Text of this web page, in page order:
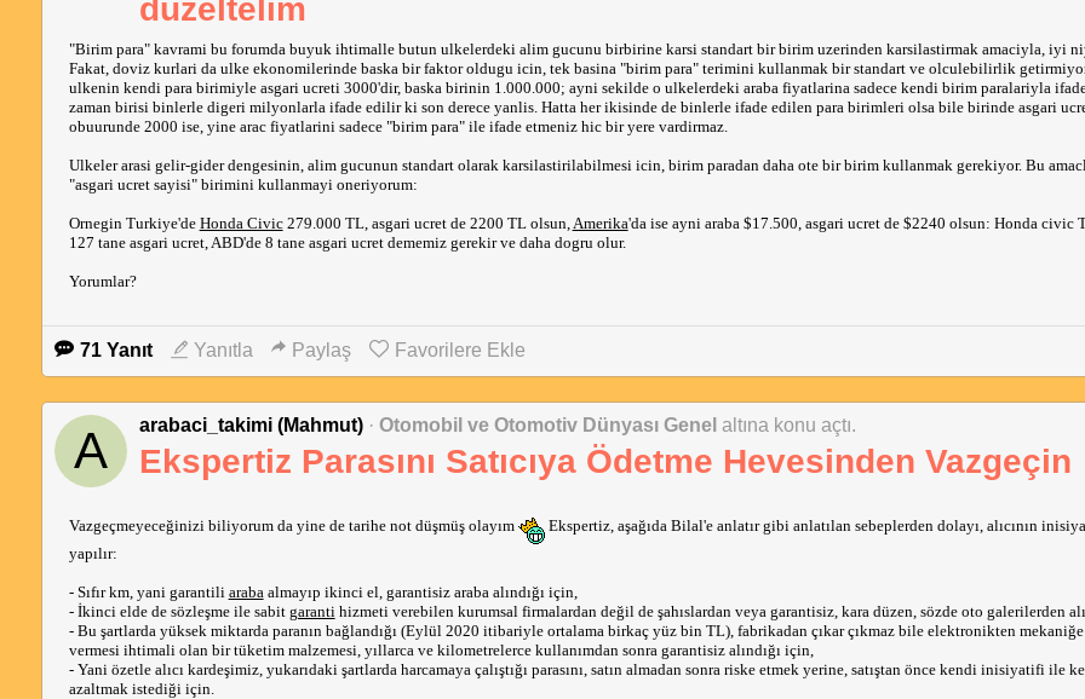
(1)ABD'nin genel servis bakim sikligi: 6 ay veya 5000 mil. Yol kosullari genelde daha tozsuz, kirsiz Turkiye'ye gore, ama bu frekans fazla bence.
(2)Aklima gelen baska bir sey yok su anda, konuya ornekler ya da yorumlar yazildikca aklima birseyler yazabilirim.
Senelik bandrol: 298 dolar odedim gecen hafta.
Lastik: 45000 milde 4 lastigi Pirelli Scorpion Verde All Season Plus II 235/65R 18" olarak yeniledim, 705 dolar para odedim. Burada da bir parantez,
gordugum orneklerde, 4 lastik yeni aldiginizda, aldiginiz bayi bile taksa lastik basina 15-20 dolar takma parasi oduyorsunuz, ben de 4x15 dolar takma icin
ABD'ye genellemekten kaciniyorum. Konudaki ornekler artarsa okuyucularin da fikir edinebilme sanslari artar.
NOT 2: ABD'de daha bayiden sifir araba alma tecrubem olmadi ama, Turkiye'deki son zamanlarda anlatilan "zorunlu aksesuar" sacmaligini yasamayi
konuda tecrubesi olanlar da paylasirsa cok guzel olur, cok da iyi olur.
NOT 3: Forum nazarina inanan bir insanim. Konuyu okuyan arakadaslarin bir masallahini rica ederim, servis huzurumun nazar degerek bozulmasini
tekerine tas degmesin, herkesin arac bakimlari huzurlu, bakim masraflari birim para cinsinden yok hukmunde olsun
duzeltelim
"Birim para" kavrami bu forumda buyuk ihtimalle butun ulkelerdeki alim gucunu birbirine karsi standart bir birim uzerinden karsilastirmak amaciyla, iyi
Fakat, doviz kurlari da ulke ekonomilerinde baska bir faktor oldugu icin, tek basina "birim para" terimini kullanmak bir standart ve olculebilirlik
ulkenin kendi para birimiyle asgari ucreti 3000'dir, baska birinin 1.000.000; ayni sekilde o ulkelerdeki araba fiyatlarina sadece kendi birim paralariyla
zaman birisi binlerle digeri milyonlarla ifade edilir ki son derece yanlis. Hatta her ikisinde de binlerle ifade edilen para birimleri olsa bile birinde asgari
obuurunde 2000 ise, yine arac fiyatlarini sadece "birim para" ile ifade etmeniz hic bir yere vardirmaz.
Ulkeler arasi gelir-gider dengesinin, alim gucunun standart olarak karsilastirilabilmesi icin, birim paradan daha ote bir birim kullanmak gerekiyor. Bu
"asgari ucret sayisi" birimini kullanmayi oneriyorum:
Ornegin Turkiye'de Honda Civic279.000 TL, asgari ucret de 2200 TL olsun,Amerika'da ise ayni araba $17.500, asgari ucret de $2240 olsun: Honda civic
127 tane asgari ucret, ABD'de 8 tane asgari ucret dememiz gerekir ve daha dogru olur.
Yorumlar?
71 Yanıt Yanıtla Paylaş Favorilere Ekle
A arabaci_takimi (Mahmut) · Otomobil ve Otomotiv Dünyası Genel altına konu açtı.
Ekspertiz Parasını Satıcıya Ödetme Hevesinden Vazgeçin
Vazgeçmeyeceğinizi biliyorum da yine de tarihe not düşmüş olayım
Ekspertiz, aşağıda Bilal'e anlatır gibi anlatılan sebeplerden dolayı, alıcının
yapılır:
- Sıfır km, yani garantili arabaalmayıp ikinci el, garantisiz araba alındığı için,
- İkinci elde de sözleşme ile sabit garantihizmeti verebilen kurumsal firmalardan değil de şahıslardan veya garantisiz, kara düzen, sözde oto galerilerden
- Bu şartlarda yüksek miktarda paranın bağlandığı (Eylül 2020 itibariyle ortalama birkaç yüz bin TL), fabrikadan çıkar çıkmaz bile elektronikten
vermesi ihtimali olan bir tüketim malzemesi, yıllarca ve kilometrelerce kullanımdan sonra garantisiz alındığı için,
- Yani özetle alıcı kardeşimiz, yukarıdaki şartlarda harcamaya çalıştığı parasını, satın almadan sonra riske etmek yerine, satıştan önce kendi inisiyatifi ile
azaltmak istediği için.